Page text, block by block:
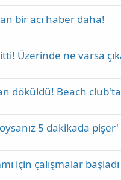
bir acı haber daha!
Üzerinde ne varsa
döküldü! Beach
5 dakikada pişer'
için çalışmalar başladı